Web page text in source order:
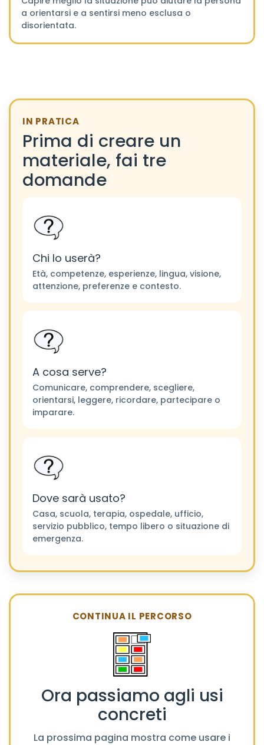
a orientarsi e a sentirsi meno esclusa o
disorientata.
IN PRATICA
Prima di creare un
materiale, fai tre
domande
Chi lo userà?
Età, competenze, esperienze, lingua, visione,
attenzione, preferenze e contesto.
A cosa serve?
Comunicare, comprendere, scegliere,
orientarsi, leggere, ricordare, partecipare o
imparare.
Dove sarà usato?
Casa, scuola, terapia, ospedale, ufficio,
servizio pubblico, tempo libero o situazione di
emergenza.
CONTINUA IL PERCORSO
Ora passiamo agli usi
concreti
La prossima pagina mostra come usare i